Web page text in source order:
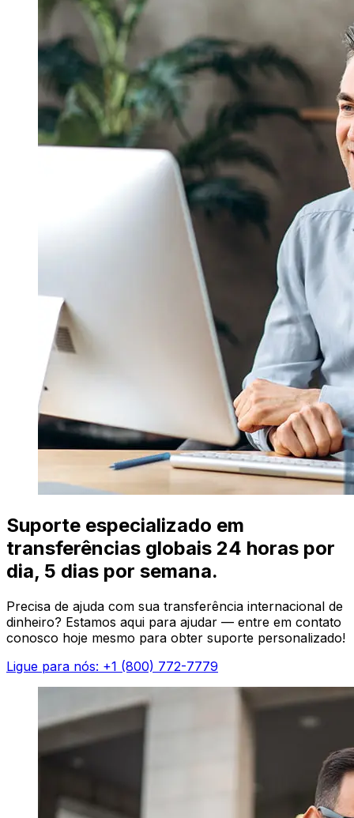
Suporte especializado em
transferências globais 24 horas por
dia, 5 dias por semana.
Precisa de ajuda com sua transferência internacional de
dinheiro? Estamos aqui para ajudar — entre em contato
conosco hoje mesmo para obter suporte personalizado!
Ligue para nós: +1 (800) 772-7779